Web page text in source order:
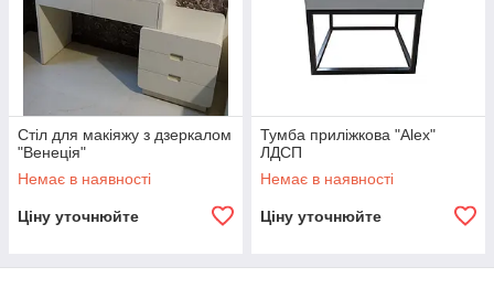
Стіл для макіяжу з дзеркалом
"Венеція"
Немає в наявності
Ціну уточнюйте
Тумба приліжкова "Alex"
ЛДСП
Немає в наявності
Ціну уточнюйте